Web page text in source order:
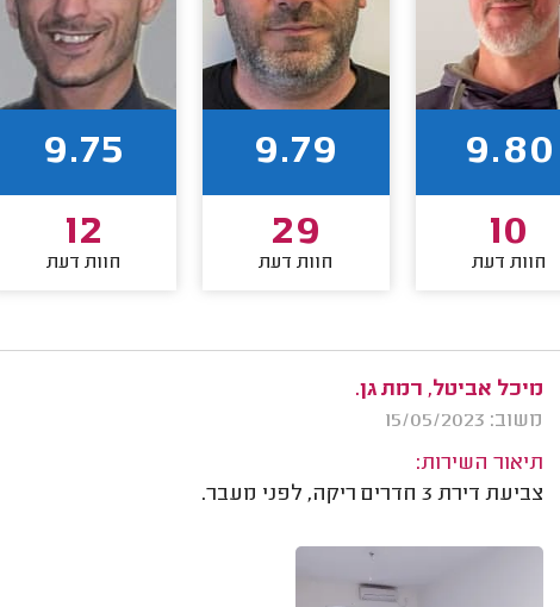
9.80
10
חוות דעת
9.79
29
חוות דעת
9.75
12
חוות דעת
מיכל אביטל, רמת גן.
משוב: 15/05/2023
תיאור השירות:
צביעת דירת 3 חדרים ריקה, לפני מעבר.